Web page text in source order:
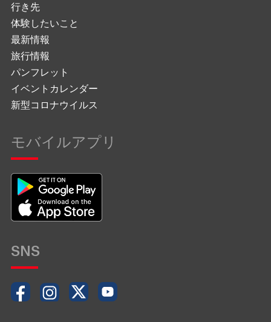
行き先
体験したいこと
最新情報
旅行情報
パンフレット
イベントカレンダー
新型コロナウイルス
モバイルアプリ
SNS